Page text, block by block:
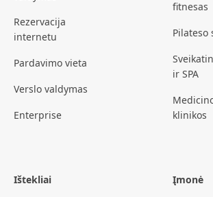
Rezervacija
internetu
Pardavimo vieta
Verslo valdymas
Enterprise
fitnesas
Pilateso
ir SPA
klinikos
Ištekliai Įmonė